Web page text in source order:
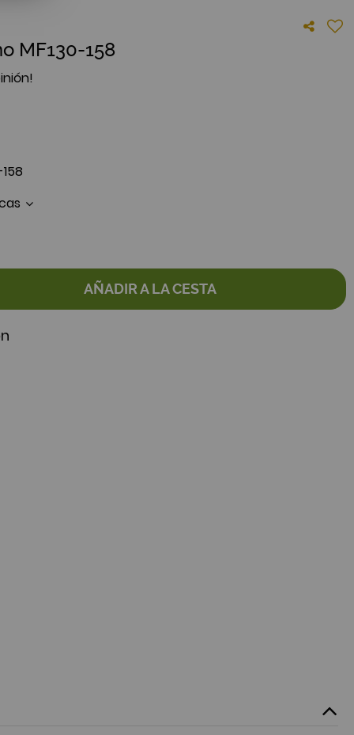
MF130-158
AÑADIR A LA CESTA